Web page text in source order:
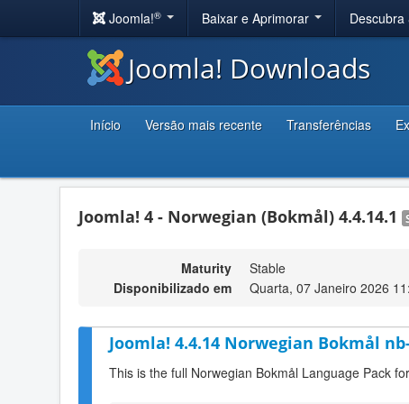
Joomla!® Baixar e Aprimorar Descubra
Joomla! Downloads
Início Versão mais recente Transferências
Joomla! 4 - Norwegian (Bokmål) 4.4.14.1
Maturity
Stable
Disponibilizado em
Quarta, 07 Janeiro 2026
Joomla! 4.4.14 Norwegian Bokmål
This is the full Norwegian Bokmål Language Pack